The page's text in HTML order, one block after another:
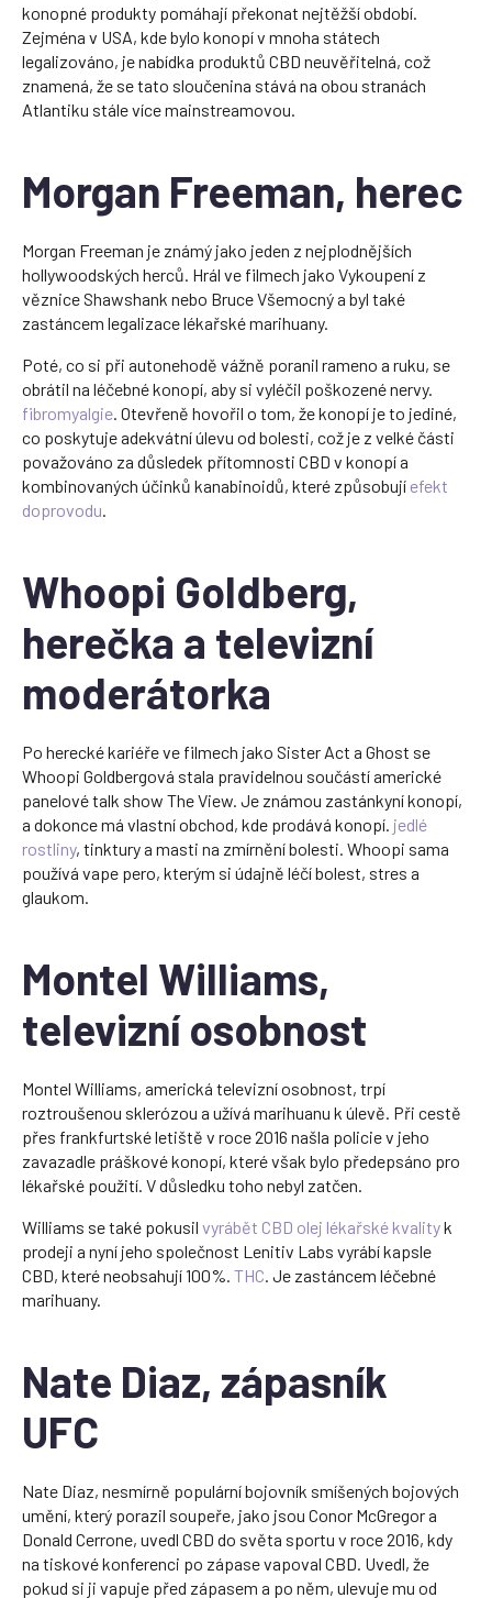
konopné produkty pomáhají překonat nejtěžší období.
Zejména v USA, kde bylo konopí v mnoha státech
legalizováno, je nabídka produktů CBD neuvěřitelná, což
znamená, že se tato sloučenina stává na obou stranách
Atlantiku stále více mainstreamovou.
Morgan Freeman, herec
Morgan Freeman je známý jako jeden z nejplodnějších
hollywoodských herců. Hrál ve filmech jako Vykoupení z
věznice Shawshank nebo Bruce Všemocný a byl také
zastáncem legalizace lékařské marihuany.
Poté, co si při autonehodě vážně poranil rameno a ruku, se
obrátil na léčebné konopí, aby si vyléčil poškozené nervy.
fibromyalgie . Otevřeně hovořil o tom, že konopí je to jediné,
co poskytuje adekvátní úlevu od bolesti, což je z velké části
považováno za důsledek přítomnosti CBD v konopí a
kombinovaných účinků kanabinoidů, které způsobují efekt
doprovodu
Whoopi Goldberg,
herečka a televizní
moderátorka
Po herecké kariéře ve filmech jako Sister Act a Ghost se
Whoopi Goldbergová stala pravidelnou součástí americké
panelové talk show The View. Je známou zastánkyní konopí,
a dokonce má vlastní obchod, kde prodává konopí. jedlé
rostliny, tinktury a masti na zmírnění bolesti. Whoopi sama
používá vape pero, kterým si údajně léčí bolest, stres a
glaukom.
Montel Williams,
televizní osobnost
Montel Williams, americká televizní osobnost, trpí
roztroušenou sklerózou a užívá marihuanu k úlevě. Při cestě
přes frankfurtské letiště v roce 2016 našla policie v jeho
zavazadle práškové konopí, které však bylo předepsáno pro
lékařské použití. V důsledku toho nebyl zatčen.
Williams se také pokusil vyrábět CBD olej lékařské kvalityk
prodeji a nyní jeho společnost Lenitiv Labs vyrábí kapsle
CBD, které neobsahují 100%. THC . Je zastáncem léčebné
marihuany.
Nate Diaz, zápasník
UFC
Nate Diaz, nesmírně populární bojovník smíšených bojových
umění, který porazil soupeře, jako jsou Conor McGregor a
Donald Cerrone, uvedl CBD do světa sportu v roce 2016, kdy
na tiskové konferenci po zápase vapoval CBD. Uvedl, že
pokud si ji vapuje před zápasem a po něm, ulevuje mu od